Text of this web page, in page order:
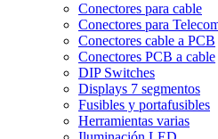
Conectores para cable
Conectores para
Conectores cable a PCB
Conectores PCB a cable
DIP Switches
Displays 7 segmentos
Fusibles y portafusibles
Herramientas varias